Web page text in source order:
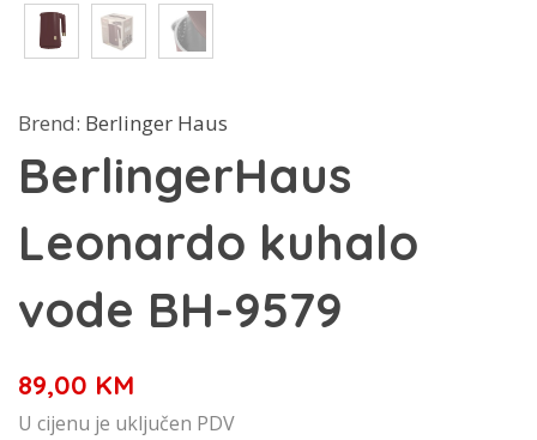
Brend: Berlinger Haus
BerlingerHaus
Leonardo kuhalo
vode BH-9579
89,00 KM
U cijenu je uključen PDV